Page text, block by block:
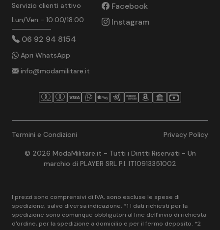
Servizio clienti attivo
Lun/Ven - 10:00/18:00
06 92 94 8154
Apri WhatsApp
info@modamilitare.it
Facebook
Instagram
Termini e Condizioni Privacy Policy
© 2026 ModaMilitare.it - Tutti i Diritti Riservati - Un
marchio di PLAYER SRL P.I. IT10913351002
I prezzi sono comprensivi di IVA, sono escluse le spese di
spedizione, salvo diversa indicazione. *1 I dati richiesti per la
spedizione sono comunque obbligatori al fine dell'invio di richiesta
d'ordine, per la spedizione a domicilio e per il fermo deposito. *2